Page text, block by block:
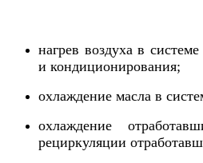
нагрев воздуха в
и кондиционирования;
охлаждение масла в
охлаждение
рециркуляции